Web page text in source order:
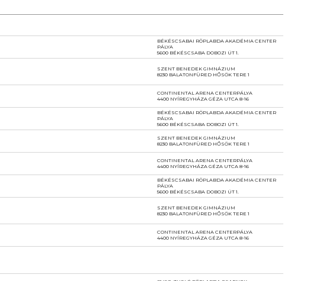
BÉKÉSCSABAI RÖPLABDA AKADÉMIA CENTER
PÁLYA
5600 BÉKÉSCSABA DOBOZI ÚT 1.
SZENT BENEDEK GIMNÁZIUM
8230 BALATONFÜRED HŐSÖK TERE 1
CONTINENTAL ARENA CENTERPÁLYA
4400 NYÍREGYHÁZA GÉZA UTCA 8-16
BÉKÉSCSABAI RÖPLABDA AKADÉMIA CENTER
PÁLYA
5600 BÉKÉSCSABA DOBOZI ÚT 1.
SZENT BENEDEK GIMNÁZIUM
8230 BALATONFÜRED HŐSÖK TERE 1
CONTINENTAL ARENA CENTERPÁLYA
4400 NYÍREGYHÁZA GÉZA UTCA 8-16
BÉKÉSCSABAI RÖPLABDA AKADÉMIA CENTER
PÁLYA
5600 BÉKÉSCSABA DOBOZI ÚT 1.
SZENT BENEDEK GIMNÁZIUM
8230 BALATONFÜRED HŐSÖK TERE 1
CONTINENTAL ARENA CENTERPÁLYA
4400 NYÍREGYHÁZA GÉZA UTCA 8-16